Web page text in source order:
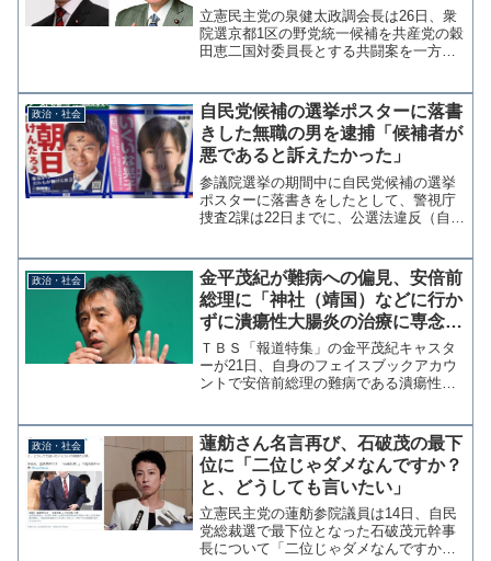
の日本記録保持者である共産・穀
田恵二を野党統一候補とする打診
に不快感
立憲民主党の泉健太政調会長は26日、衆
院選京都1区の野党統一候補を共産党の穀
田恵二国対委員長とする共闘案を一方的
都新聞の記事を引用しながら「全く信用
できない」「分断する...
政治・社会
自民党候補の選挙ポスターに落書
きした無職の男を逮捕「候補者が
悪であると訴えたかった」
参議院選挙の期間中に自民党候補の選挙
ポスターに落書きをしたとして、警視庁
捜査2課は22日までに、公選法違反（自由
が約280件確認されており、関連を調べて
いるという。選挙...
政治・社会
金平茂紀が難病への偏見、安倍前
総理に「神社（靖国）などに行か
ずに潰瘍性大腸炎の治療に専念な
さってください」
ＴＢＳ「報道特集」の金平茂紀キャスタ
ーが21日、自身のフェイスブックアカウ
ントで安倍前総理の難病である潰瘍性大
に専念なさってくださいませ。ああ、そ
れから、神社などに行か...
政治・社会
蓮舫さん名言再び、石破茂の最下
位に「二位じゃダメなんですか？
と、どうしても言いたい」
立憲民主党の蓮舫参院議員は14日、自民
党総裁選で最下位となった石破茂元幹事
長について「二位じゃダメなんですか」